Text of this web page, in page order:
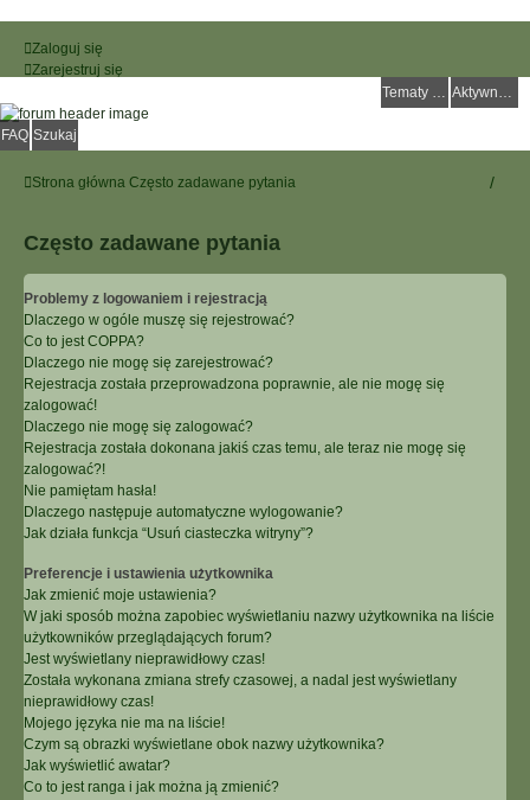
Zaloguj się
Zarejestruj się
Tematy bez odpowiedzi
Aktywne tematy
FAQ Szukaj
Strona główna Często zadawane pytania
Często zadawane pytania
Problemy z logowaniem i rejestracją
Dlaczego w ogóle muszę się rejestrować?
Co to jest COPPA?
Dlaczego nie mogę się zarejestrować?
Rejestracja została przeprowadzona poprawnie, ale nie mogę się
zalogować!
Dlaczego nie mogę się zalogować?
Rejestracja została dokonana jakiś czas temu, ale teraz nie mogę się
zalogować?!
Nie pamiętam hasła!
Dlaczego następuje automatyczne wylogowanie?
Jak działa funkcja “Usuń ciasteczka witryny”?
Preferencje i ustawienia użytkownika
Jak zmienić moje ustawienia?
W jaki sposób można zapobiec wyświetlaniu nazwy użytkownika na liście
użytkowników przeglądających forum?
Jest wyświetlany nieprawidłowy czas!
Została wykonana zmiana strefy czasowej, a nadal jest wyświetlany
nieprawidłowy czas!
Mojego języka nie ma na liście!
Czym są obrazki wyświetlane obok nazwy użytkownika?
Jak wyświetlić awatar?
Co to jest ranga i jak można ją zmienić?